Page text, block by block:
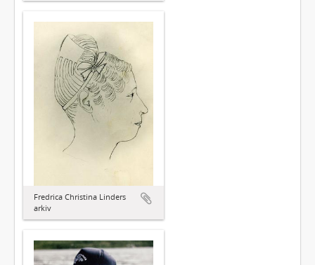
Fredrica Christina Linders
arkiv